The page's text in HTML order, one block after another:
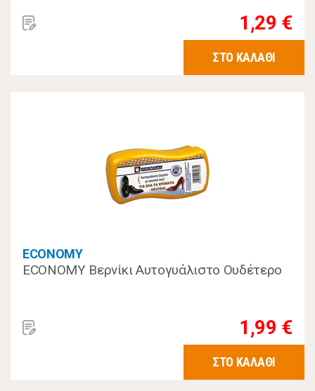
1,29 €
ΣΤΟ ΚΑΛΑΘΙ
ECONOMY
ECONOMY Βερνίκι Αυτογυάλιστο Ουδέτερο
1,99 €
ΣΤΟ ΚΑΛΑΘΙ